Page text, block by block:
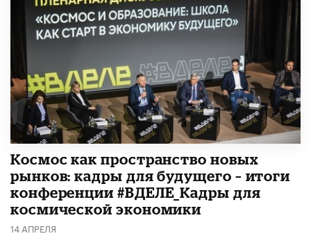
Космос как пространство новых
рынков: кадры для будущего – итоги
конференции #ВДЕЛЕ_Кадры для
космической экономики
14 АПРЕЛЯ